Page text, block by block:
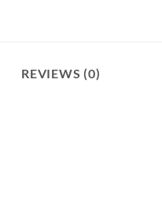
REVIEWS (0)